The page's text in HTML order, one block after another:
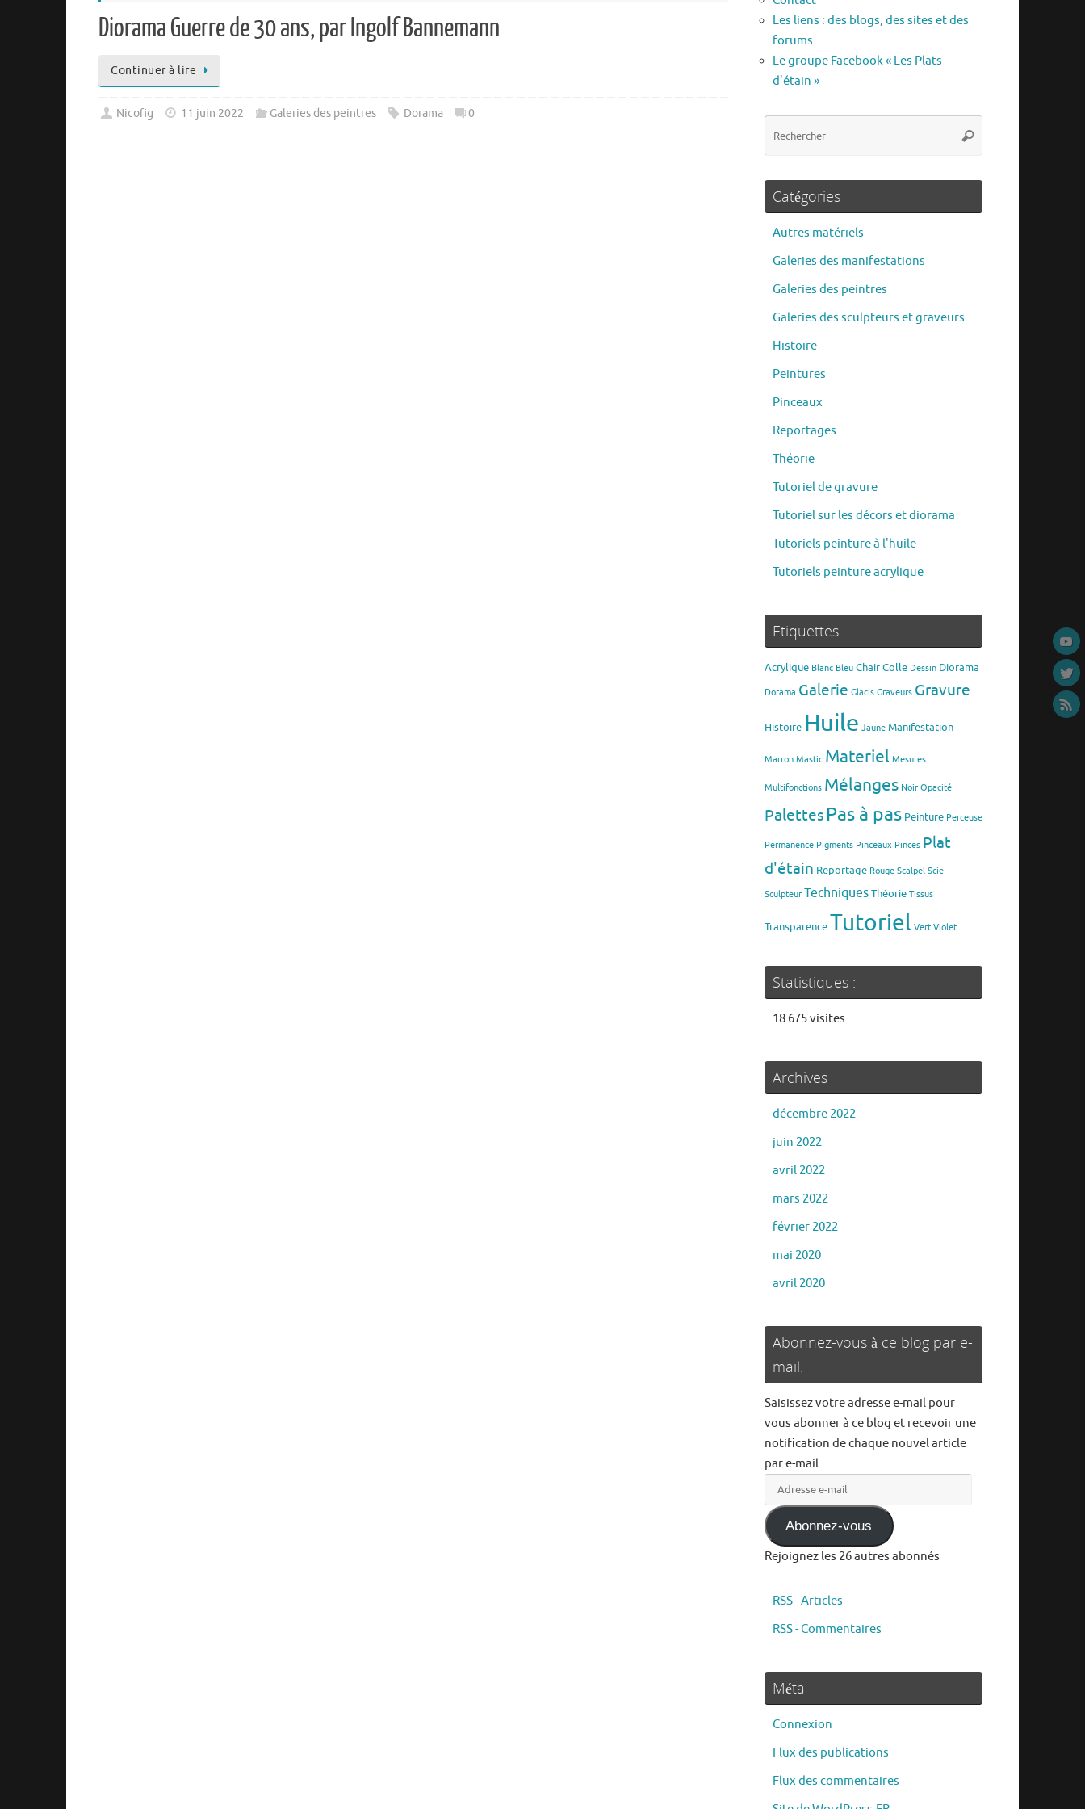
Diorama Guerre de 30 ans, par Ingolf Bannemann
Continuer à lire
Nicofig 11 juin 2022 Galeries des peintres Dorama 0
Les liens : des blogs, des sites et des
forums
Le groupe Facebook « Les Plats
d’étain »
Rechercher
Catégories
Autres matériels
Galeries des manifestations
Galeries des peintres
Galeries des sculpteurs et graveurs
Histoire
Peintures
Pinceaux
Reportages
Théorie
Tutoriel de gravure
Tutoriel sur les décors et diorama
Tutoriels peinture à l'huile
Tutoriels peinture acrylique
Etiquettes
Acrylique Blanc Bleu ChairColle Dessin Diorama
Dorama Galerie Glacis Graveurs Gravure
Histoire Huile Jaune Manifestation
Marron Mastic Materiel Mesures
Multifonctions Mélanges Noir Opacité
Palettes Pas à pas Peinture Perceuse
Permanence Pigments Pinceaux Pinces Plat
d'étain Reportage Rouge Scalpel Scie
Sculpteur TechniquesThéorie Tissus
TransparenceTutoriel Vert Violet
Statistiques :
18 675 visites
Archives
décembre 2022
juin 2022
avril 2022
mars 2022
février 2022
mai 2020
avril 2020
Abonnez-vous à ce blog par e-
mail.
Saisissez votre adresse e-mail pour
vous abonner à ce blog et recevoir une
notification de chaque nouvel article
par e-mail.
Adresse
e-
mailAbonnez-vous
Rejoignez les 26 autres abonnés
RSS - Articles
RSS - Commentaires
Méta
Connexion
Flux des publications
Flux des commentaires